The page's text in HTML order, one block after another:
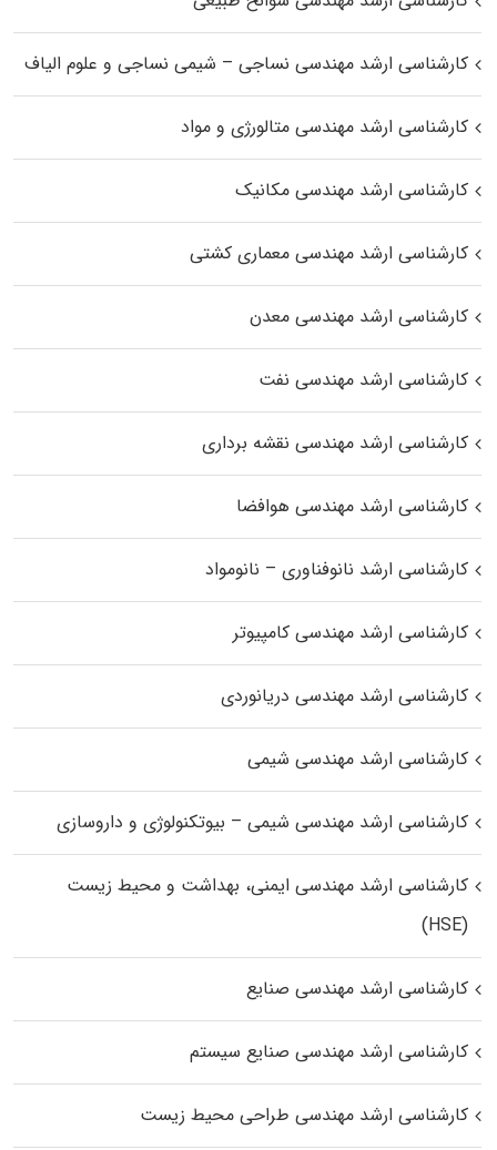
کارشناسی ارشد مهندسی نساجی – شیمی نساجی و علوم الیاف
کارشناسی ارشد مهندسی متالورژی و مواد
کارشناسی ارشد مهندسی مکانیک
کارشناسی ارشد مهندسی معماری کشتی
کارشناسی ارشد مهندسی معدن
کارشناسی ارشد مهندسی نفت
کارشناسی ارشد مهندسی نقشه برداری
کارشناسی ارشد مهندسی هوافضا
کارشناسی ارشد نانوفناوری – نانومواد
کارشناسی ارشد مهندسی کامپیوتر
کارشناسی ارشد مهندسی دریانوردی
کارشناسی ارشد مهندسی شیمی
کارشناسی ارشد مهندسی شیمی – بیوتکنولوژی و داروسازی
کارشناسی ارشد مهندسی ایمنی، بهداشت و محیط زیست
(HSE)
کارشناسی ارشد مهندسی صنایع
کارشناسی ارشد مهندسی صنایع سیستم
کارشناسی ارشد مهندسی طراحی محیط زیست